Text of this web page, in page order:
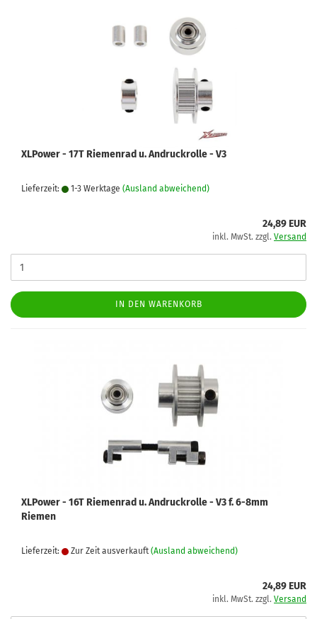
XLPower - 17T Riemenrad u. Andruckrolle - V3
Lieferzeit: 1-3 Werktage (Ausland abweichend)
24,89 EUR
inkl. MwSt. zzgl. Versand
IN DEN WARENKORB
XLPower - 16T Riemenrad u. Andruckrolle - V3 f. 6-8mm
Riemen
Lieferzeit: Zur Zeit ausverkauft (Ausland abweichend)
24,89 EUR
inkl. MwSt. zzgl. Versand